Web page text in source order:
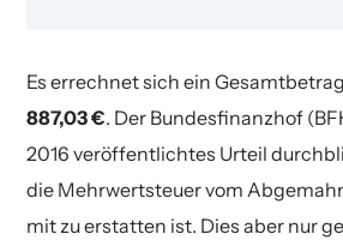
Es errechnet sich ein
887,03 €. Der Bundesfinanzhof
2016 veröffentlichtes Urteil
die Mehrwertsteuer vom
mit zu erstatten ist. Dies aber nur